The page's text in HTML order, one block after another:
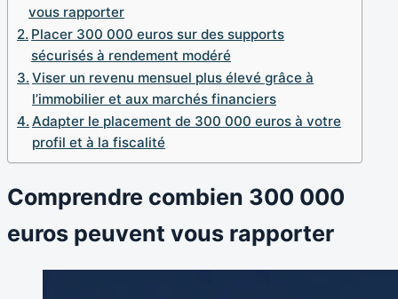
vous rapporter
Placer 300 000 euros sur des supports
sécurisés à rendement modéré
Viser un revenu mensuel plus élevé grâce à
l’immobilier et aux marchés financiers
Adapter le placement de 300 000 euros à votre
profil et à la fiscalité
Comprendre combien 300 000
euros peuvent vous rapporter